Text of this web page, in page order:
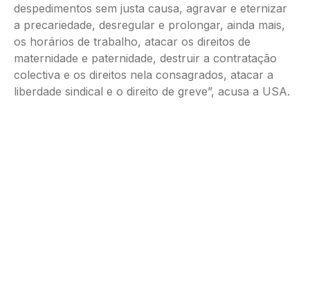
despedimentos sem justa causa, agravar e eternizar
a precariedade, desregular e prolongar, ainda mais,
os horários de trabalho, atacar os direitos de
maternidade e paternidade, destruir a contratação
colectiva e os direitos nela consagrados, atacar a
liberdade sindical e o direito de greve”, acusa a USA.